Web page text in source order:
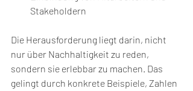
Stakeholdern
Die Herausforderung liegt darin, nicht
nur über Nachhaltigkeit zu reden,
sondern sie erlebbar zu machen. Das
gelingt durch konkrete Beispiele, Zahlen